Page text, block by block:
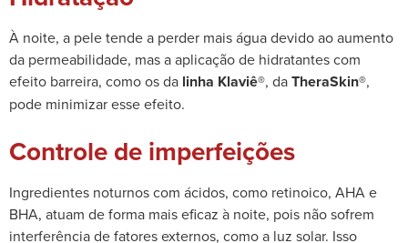
À noite, a pele tende a perder mais água devido ao aumento
da permeabilidade, mas a aplicação de hidratantes com
efeito barreira, como os da linha Klaviê®, daTheraSkin®,
pode minimizar esse efeito.
Controle de imperfeições
Ingredientes noturnos com ácidos, como retinoico, AHA e
BHA, atuam de forma mais eficaz à noite, pois não sofrem
interferência de fatores externos, como a luz solar. Isso